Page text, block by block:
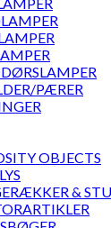
PÆRER
OBJECTS
&